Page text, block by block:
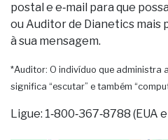
postal e e‑mail para que
ou Auditor de Dianetics mais
à sua mensagem.
*Auditor: O indivíduo que administra
significa “escutar” e também
Ligue: 1‑800‑367‑8788 (EUA